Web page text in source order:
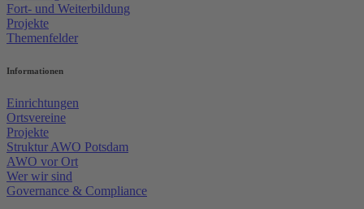
Fort- und Weiterbildung
Projekte
Themenfelder
Informationen
Einrichtungen
Ortsvereine
Projekte
Struktur AWO Potsdam
AWO vor Ort
Wer wir sind
Governance & Compliance